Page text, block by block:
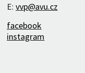
E: vvp@avu.cz
facebook
instagram